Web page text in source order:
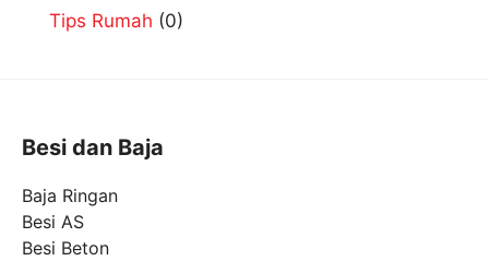
Tips Rumah (0)
Besi dan Baja
Baja Ringan
Besi AS
Besi Beton